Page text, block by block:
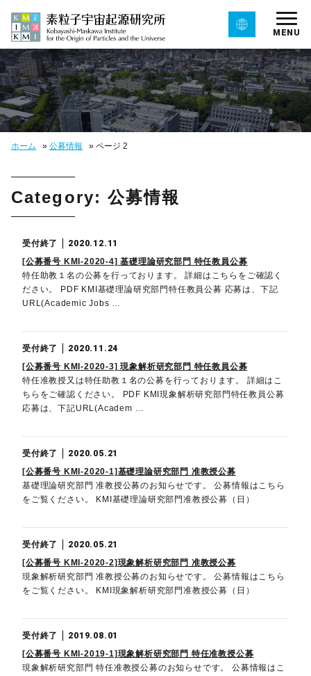
MENU
ホーム » 公募情報 » ページ 2
Category: 公募情報
受付終了
2020.12.11
[公募番号 KMI-2020-4] 基礎理論研究部門 特任教員公募
特任助教１名の公募を行っております。 詳細はこちらをご確認く
ださい。 PDF KMI基礎理論研究部門特任教員公募 応募は、下記
URL(Academic Jobs …
受付終了
2020.11.24
[公募番号 KMI-2020-3] 現象解析研究部門 特任教員公募
特任准教授又は特任助教１名の公募を行っております。 詳細はこ
ちらをご確認ください。 PDF KMI現象解析研究部門特任教員公募
応募は、下記URL(Academ …
受付終了
2020.05.21
[公募番号 KMI-2020-1]基礎理論研究部門 准教授公募
基礎理論研究部門 准教授公募のお知らせです。 公募情報はこちら
をご覧ください。 KMI基礎理論研究部門准教授公募（日）
受付終了
2020.05.21
[公募番号 KMI-2020-2]現象解析研究部門 准教授公募
現象解析研究部門 准教授公募のお知らせです。 公募情報はこちら
をご覧ください。 KMI現象解析研究部門准教授公募（日）
受付終了
2019.08.01
[公募番号 KMI-2019-1]現象解析研究部門 特任准教授公募
現象解析研究部門 特任准教授公募のお知らせです。 公募情報はこ